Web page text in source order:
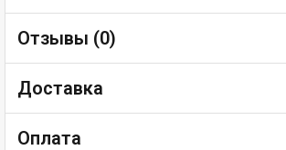
Отзывы (0)
Доставка
Оплата